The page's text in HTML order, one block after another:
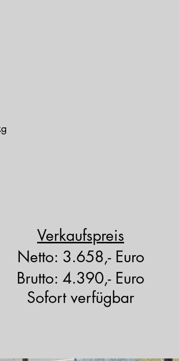
Verkaufspreis
Netto: 3.658,- Euro
Brutto: 4.390,- Euro
Sofort verfügbar